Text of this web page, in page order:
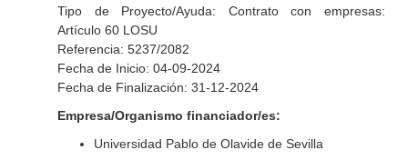
Tipo de Proyecto/Ayuda: Contrato con empresas:
Artículo 60 LOSU
Referencia: 5237/2082
Fecha de Inicio: 04-09-2024
Fecha de Finalización: 31-12-2024
Empresa/Organismo financiador/es:
Universidad Pablo de Olavide de Sevilla